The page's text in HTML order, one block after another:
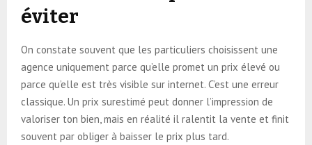
éviter
On constate souvent que les particuliers choisissent une
agence uniquement parce qu’elle promet un prix élevé ou
parce qu’elle est très visible sur internet. C’est une erreur
classique. Un prix surestimé peut donner l’impression de
valoriser ton bien, mais en réalité il ralentit la vente et finit
souvent par obliger à baisser le prix plus tard.